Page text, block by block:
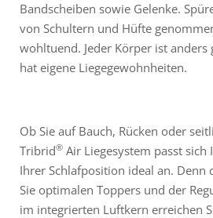
Bandscheiben sowie Gelenke.
von Schultern und Hüfte
wohltuend. Jeder Körper ist
hat eigene Liegegewohnheiten.
Ob Sie auf Bauch, Rücken oder
Tribrid® Air Liegesystem passt
Ihrer Schlafposition ideal an. Denn
Sie optimalen Toppers und der
im integrierten Luftkern erreichen